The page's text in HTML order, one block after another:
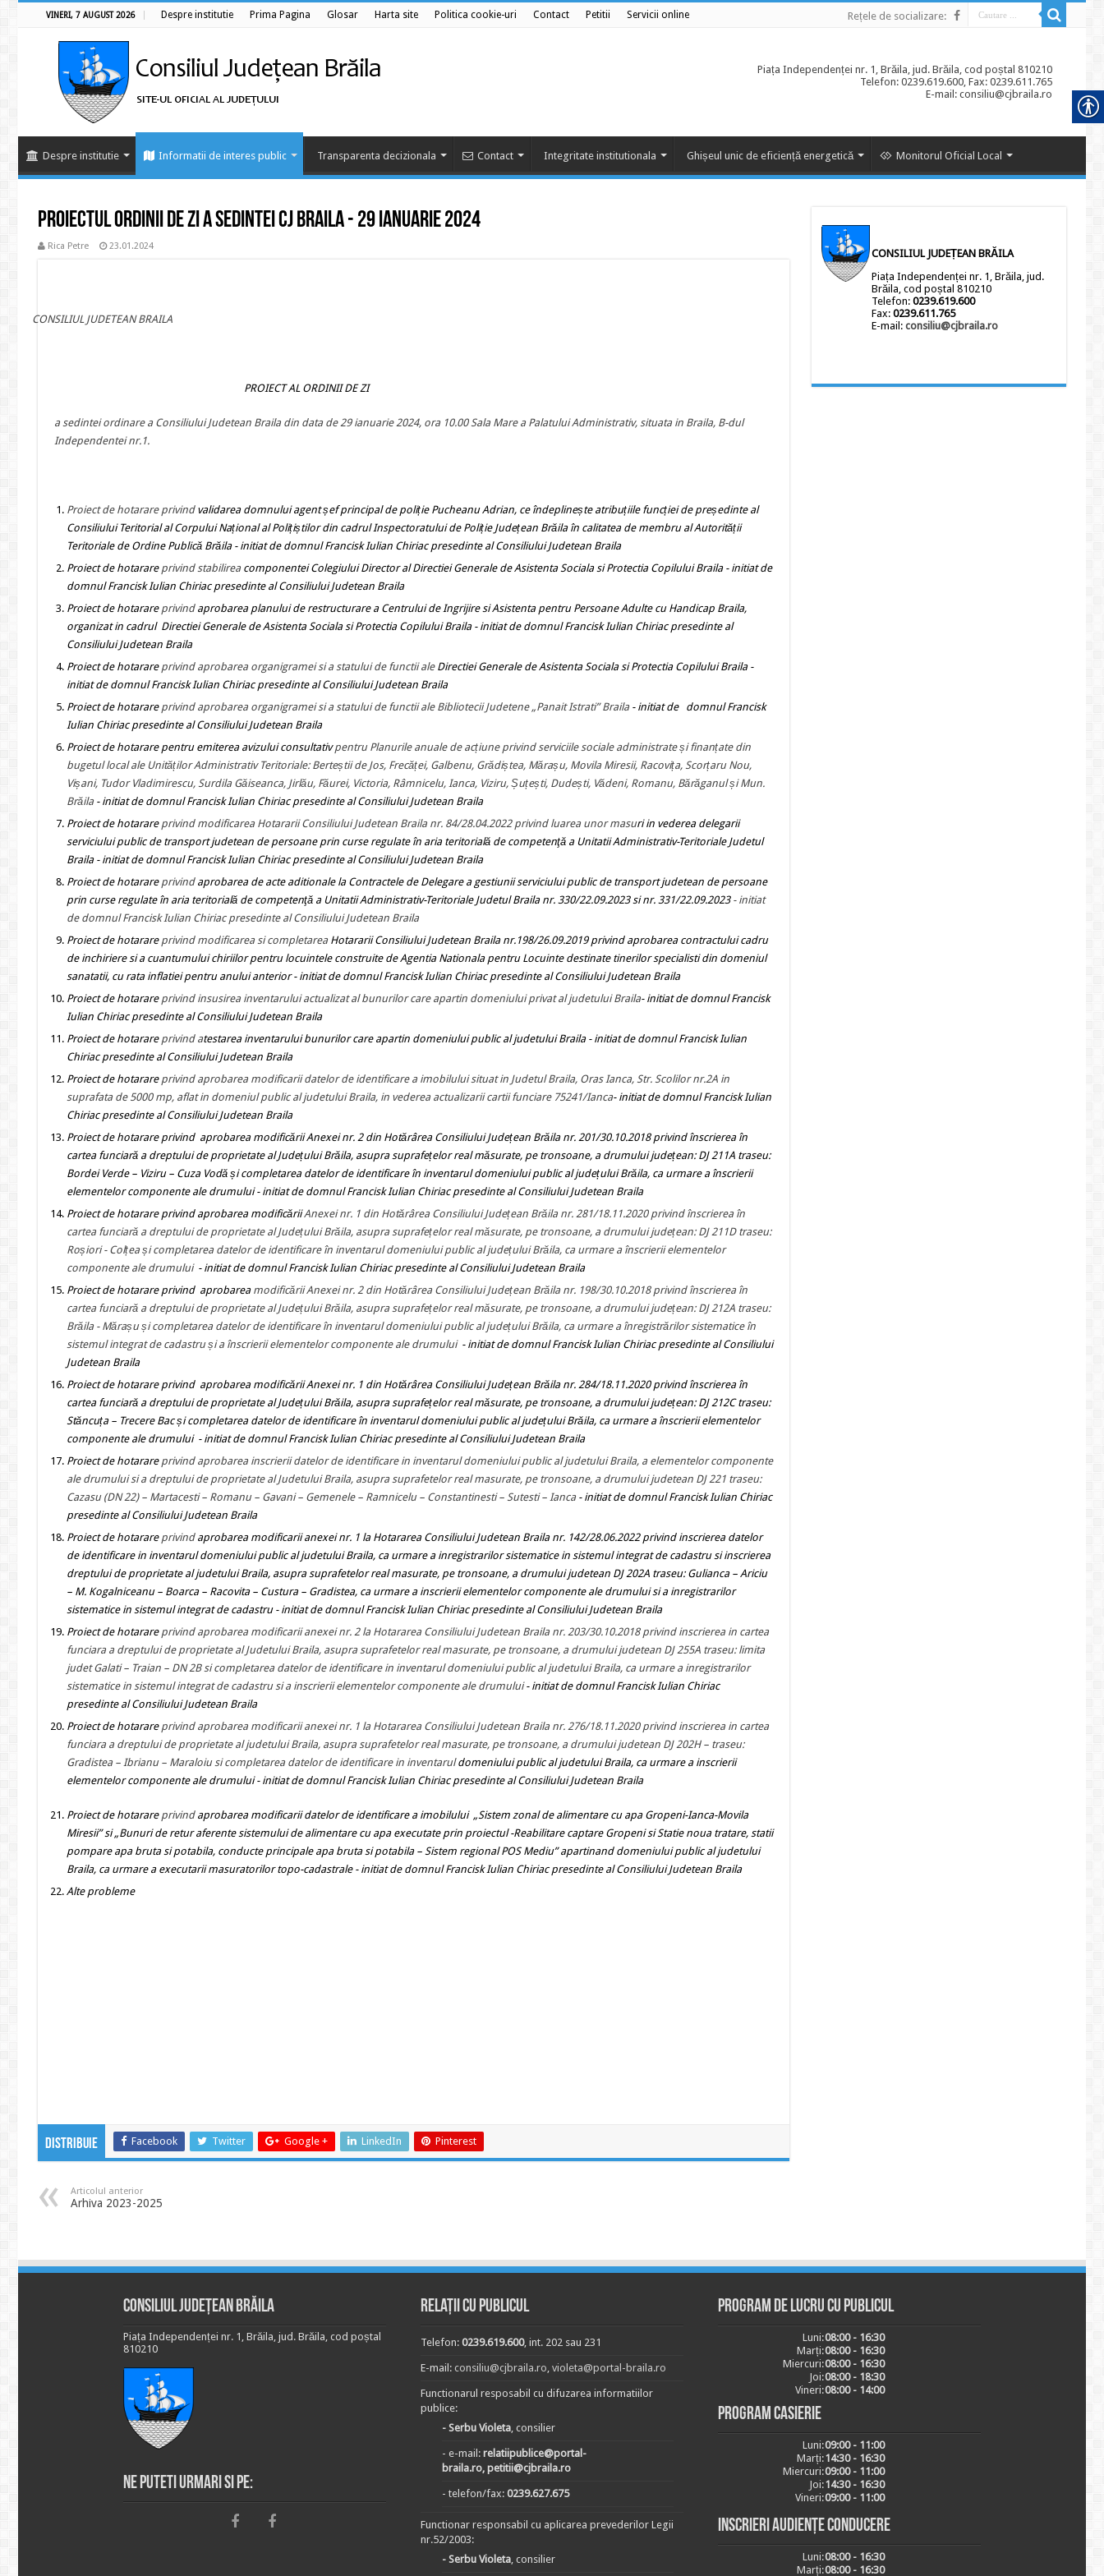
VINERI, 7 AUGUST 2026 Despre institutie Prima Pagina Glosar Harta site Politica cookie-uri Contact Petitii Servicii online Rețele de socializare:
Piața Independenței nr. 1, Brăila, jud. Brăila, cod poștal 810210
Telefon: 0239.619.600, Fax: 0239.611.765
E-mail: consiliu@cjbraila.ro
Despre institutie Informatii de interes public Transparenta decizionala Contact Integritate institutionala Ghișeul unic de eficiență energetică Monitorul Oficial Local
Proiectul ordinii de zi a sedintei CJ BRAILA - 29 ianuarie 2024
Rica Petre 23.01.2024
CONSILIUL JUDETEAN BRAILA
PROIECT AL ORDINII DE ZI
a sedintei ordinare a Consiliului Judetean Braila din data de 29 ianuarie 2024, ora 10.00 Sala Mare a Palatului Administrativ, situata in Braila, B-dul
Independentei nr.1.
Proiect de hotarare privind validarea domnului agent șef principal de poliție Pucheanu Adrian, ce îndeplinește atribuțiile funcției de președinte al
Consiliului Teritorial al Corpului Național al Polițiștilor din cadrul Inspectoratului de Poliție Județean Brăila în calitatea de membru al Autorității
Teritoriale de Ordine Publică Brăila - initiat de domnul Francisk Iulian Chiriac presedinte al Consiliului Judetean Braila
Proiect de hotarare privind stabilirea componentei Colegiului Director al Directiei Generale de Asistenta Sociala si Protectia Copilului Braila - initiat de
domnul Francisk Iulian Chiriac presedinte al Consiliului Judetean Braila
Proiect de hotarare privind aprobarea planului de restructurare a Centrului de Ingrijire si Asistenta pentru Persoane Adulte cu Handicap Braila,
organizat in cadrul Directiei Generale de Asistenta Sociala si Protectia Copilului Braila - initiat de domnul Francisk Iulian Chiriac presedinte al
Consiliului Judetean Braila
Proiect de hotarare privind aprobarea organigramei si a statului de functii ale Directiei Generale de Asistenta Sociala si Protectia Copilului Braila -
initiat de domnul Francisk Iulian Chiriac presedinte al Consiliului Judetean Braila
Proiect de hotarare privind aprobarea organigramei si a statului de functii ale Bibliotecii Judetene „Panait Istrati” Braila - initiat de domnul Francisk
Iulian Chiriac presedinte al Consiliului Judetean Braila
Proiect de hotarare pentru emiterea avizului consultativpentru Planurile anuale de acțiune privind serviciile sociale administrate și finanțate din
bugetul localale Unităților Administrativ Teritoriale: Berteștii de Jos, Frecăței, Galbenu, Grădiștea, Mărașu, Movila Miresii, Racovița, Scorțaru Nou,
Vișani, Tudor Vladimirescu, Surdila Găiseanca, Jirlău, Făurei, Victoria, Râmnicelu, Ianca, Viziru, Șuțești, Dudești, Vădeni, Romanu, Bărăganul și Mun.
Brăila - initiat de domnul Francisk Iulian Chiriac presedinte al Consiliului Judetean Braila
Proiect de hotarare privind modificarea Hotararii Consiliului Judetean Braila nr. 84/28.04.2022 privind luarea unor masuri in vederea delegarii
serviciului public de transport judetean de persoane prin curse regulate în aria teritorială de competenţă a Unitatii Administrativ-Teritoriale Judetul
Braila - initiat de domnul Francisk Iulian Chiriac presedinte al Consiliului Judetean Braila
Proiect de hotarare privind aprobarea de acte aditionale la Contractele de Delegare a gestiunii serviciului public de transport judetean de persoane
prin curse regulate în aria teritorială de competenţă a Unitatii Administrativ-Teritoriale Judetul Braila nr. 330/22.09.2023 si nr. 331/22.09.2023 - initiat
de domnul Francisk Iulian Chiriac presedinte al Consiliului Judetean Braila
Proiect de hotarare privind modificarea si completarea Hotararii Consiliului Judetean Braila nr.198/26.09.2019 privind aprobarea contractului cadru
de inchiriere si a cuantumului chiriilor pentru locuintele construite de Agentia Nationala pentru Locuinte destinate tinerilor specialisti din domeniul
sanatatii, cu rata inflatiei pentru anului anterior- initiat de domnul Francisk Iulian Chiriac presedinte al Consiliului Judetean Braila
Proiect de hotarare privind insusirea inventarului actualizat al bunurilor care apartin domeniului privat al judetului Braila- initiat de domnul Francisk
Iulian Chiriac presedinte al Consiliului Judetean Braila
Proiect de hotarare privind atestarea inventarului bunurilor care apartin domeniului public al judetului Braila - initiat de domnul Francisk Iulian
Chiriac presedinte al Consiliului Judetean Braila
Proiect de hotarare privind aprobarea modificarii datelor de identificare a imobilului situat in Judetul Braila, Oras Ianca, Str. Scolilor nr.2A in
suprafata de 5000 mp, aflat in domeniul public al judetului Braila, in vederea actualizarii cartii funciare 75241/Ianca- initiat de domnul Francisk Iulian
Chiriac presedinte al Consiliului Judetean Braila
Proiect de hotarare privind aprobarea modificării Anexei nr. 2 din Hotărârea Consiliului Județean Brăila nr. 201/30.10.2018 privind înscrierea în
cartea funciară a dreptului de proprietate al Județului Brăila, asupra suprafețelor real măsurate, pe tronsoane, a drumului județean: DJ 211A traseu:
Bordei Verde – Viziru – Cuza Vodă și completarea datelor de identificare în inventarul domeniului public al județului Brăila, ca urmare a înscrierii
elementelor componente ale drumului- initiat de domnul Francisk Iulian Chiriac presedinte al Consiliului Judetean Braila
Proiect de hotarare privind aprobarea modificăriiAnexei nr. 1 din Hotărârea Consiliului Județean Brăila nr. 281/18.11.2020 privind înscrierea în
cartea funciară a dreptului de proprietate al Județului Brăila, asupra suprafețelor real măsurate, pe tronsoane, a drumului județean: DJ 211D traseu:
Roșiori - Colțea și completarea datelor de identificare în inventarul domeniului public al județului Brăila, ca urmare a înscrierii elementelor
componente ale drumului - initiat de domnul Francisk Iulian Chiriac presedinte al Consiliului Judetean Braila
Proiect de hotarare privind aprobarea modificării Anexei nr. 2 din Hotărârea Consiliului Județean Brăila nr. 198/30.10.2018 privind înscrierea în
cartea funciară a dreptului de proprietate al Județului Brăila, asupra suprafețelor real măsurate, pe tronsoane, a drumului județean: DJ 212A traseu:
Brăila - Mărașu și completarea datelor de identificare în inventarul domeniului public al județului Brăila, ca urmare a înregistrărilor sistematice în
sistemul integrat de cadastru și a înscrierii elementelor componente ale drumului - initiat de domnul Francisk Iulian Chiriac presedinte al Consiliului
Judetean Braila
Proiect de hotarare privind aprobarea modificării Anexei nr. 1 din Hotărârea Consiliului Județean Brăila nr. 284/18.11.2020 privind înscrierea în
cartea funciară a dreptului de proprietate al Județului Brăila, asupra suprafețelor real măsurate, pe tronsoane, a drumului județean: DJ 212C traseu:
Stăncuța – Trecere Bac și completarea datelor de identificare în inventarul domeniului public al județului Brăila, ca urmare a înscrierii elementelor
componente ale drumului - initiat de domnul Francisk Iulian Chiriac presedinte al Consiliului Judetean Braila
Proiect de hotarare privind aprobarea inscrierii datelor de identificare in inventarul domeniului public al judetului Braila, a elementelor componente
ale drumului si a dreptului de proprietate al Judetului Braila, asupra suprafetelor real masurate, pe tronsoane, a drumului judetean DJ 221 traseu:
Cazasu (DN 22) – Martacesti – Romanu – Gavani – Gemenele – Ramnicelu – Constantinesti – Sutesti – Ianca - initiat de domnul Francisk Iulian Chiriac
presedinte al Consiliului Judetean Braila
Proiect de hotarare privind aprobarea modificarii anexei nr. 1 la Hotararea Consiliului Judetean Braila nr. 142/28.06.2022 privind inscrierea datelor
de identificare in inventarul domeniului public al judetului Braila, ca urmare a inregistrarilor sistematice in sistemul integrat de cadastru si inscrierea
dreptului de proprietate al judetului Braila, asupra suprafetelor real masurate, pe tronsoane, a drumului judetean DJ 202A traseu: Gulianca – Ariciu
– M. Kogalniceanu – Boarca – Racovita – Custura – Gradistea, ca urmare a inscrierii elementelor componente ale drumului si a inregistrarilor
sistematice in sistemul integrat de cadastru - initiat de domnul Francisk Iulian Chiriac presedinte al Consiliului Judetean Braila
Proiect de hotarare privind aprobarea modificarii anexei nr. 2 la Hotararea Consiliului Judetean Braila nr. 203/30.10.2018 privind inscrierea in cartea
funciara a dreptului de proprietate al Judetului Braila, asupra suprafetelor real masurate, pe tronsoane, a drumului judetean DJ 255A traseu: limita
judet Galati – Traian – DN 2B si completarea datelor de identificare in inventarul domeniului public al judetului Braila, ca urmare a inregistrarilor
sistematice in sistemul integrat de cadastru si a inscrierii elementelor componente ale drumului- initiat de domnul Francisk Iulian Chiriac
presedinte al Consiliului Judetean Braila
Proiect de hotarare privind aprobarea modificarii anexei nr. 1 la Hotararea Consiliului Judetean Braila nr. 276/18.11.2020 privind inscrierea in cartea
funciara a dreptului de proprietate al judetului Braila, asupra suprafetelor real masurate, pe tronsoane, a drumului judetean DJ 202H – traseu:
Gradistea – Ibrianu – Maraloiu si completarea datelor de identificare in inventaruldomeniului public al judetului Braila, ca urmare a inscrierii
elementelor componente ale drumului- initiat de domnul Francisk Iulian Chiriac presedinte al Consiliului Judetean Braila
Proiect de hotarare privind aprobarea modificarii datelor de identificare a imobilului„Sistem zonal de alimentare cu apa Gropeni-Ianca-Movila
Miresii” si „Bunuri de retur aferente sistemului de alimentare cu apa executate prin proiectul -Reabilitare captare Gropeni si Statie noua tratare, statii
pompare apa bruta si potabila, conducte principale apa bruta si potabila – Sistem regional POS Mediu”apartinand domeniului public al judetului
Braila, ca urmare a executarii masuratorilor topo-cadastrale - initiat de domnul Francisk Iulian Chiriac presedinte al Consiliului Judetean Braila
Alte probleme
Distribuie Facebook Twitter Google + LinkedIn Pinterest
Articolul anterior
Arhiva 2023-2025
CONSILIUL JUDEȚEAN BRĂILA
Piața Independenței nr. 1, Brăila, jud.
Brăila, cod poștal 810210
Telefon: 0239.619.600
Fax: 0239.611.765
E-mail: consiliu@cjbraila.ro
Consiliul Județean Brăila
Piața Independenței nr. 1, Brăila, jud. Brăila, cod poștal
810210
Ne puteti urmari si pe:
Relații cu publicul
Telefon: 0239.619.600, int. 202 sau 231
E-mail: consiliu@cjbraila.ro, violeta@portal-braila.ro
Functionarul resposabil cu difuzarea informatiilor
publice:
- Serbu Violeta, consilier
- e-mail: relatiipublice@portal-
braila.ro, petitii@cjbraila.ro
- telefon/fax: 0239.627.675
Functionar responsabil cu aplicarea prevederilor Legii
nr.52/2003:
- Serbu Violeta, consilier
Program de lucru cu publicul
Luni:08:00 - 16:30
Marți:08:00 - 16:30
Miercuri:08:00 - 16:30
Joi:08:00 - 18:30
Vineri:08:00 - 14:00
Program casierie
Luni:09:00 - 11:00
Marți:14:30 - 16:30
Miercuri:09:00 - 11:00
Joi:14:30 - 16:30
Vineri:09:00 - 11:00
Inscrieri audiențe conducere
Luni:08:00 - 16:30
Marți:08:00 - 16:30